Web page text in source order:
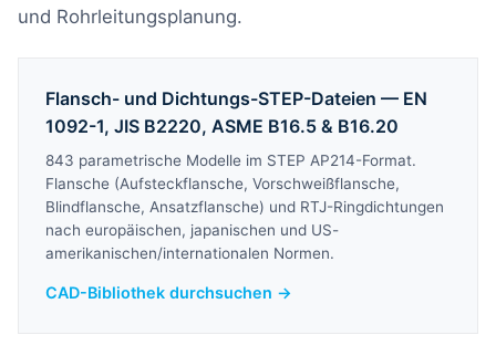
und Rohrleitungsplanung.
Flansch- und Dichtungs-STEP-Dateien — EN
1092-1, JIS B2220, ASME B16.5 & B16.20
843 parametrische Modelle im STEP AP214-Format.
Flansche (Aufsteckflansche, Vorschweißflansche,
Blindflansche, Ansatzflansche) und RTJ-Ringdichtungen
nach europäischen, japanischen und US-
amerikanischen/internationalen Normen.
CAD-Bibliothek durchsuchen →